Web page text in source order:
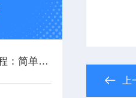
纳米抗体beads操作流程：简单高效一步到位